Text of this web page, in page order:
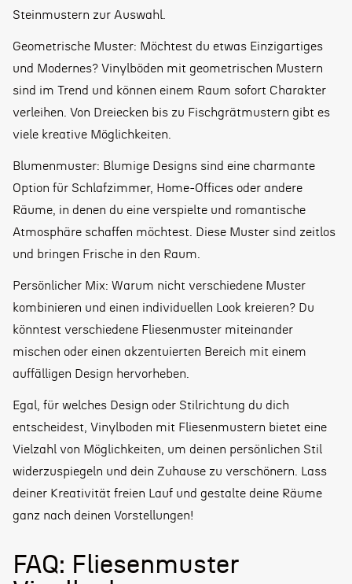
Steinmustern zur Auswahl.
Geometrische Muster: Möchtest du etwas Einzigartiges
und Modernes? Vinylböden mit geometrischen Mustern
sind im Trend und können einem Raum sofort Charakter
verleihen. Von Dreiecken bis zu Fischgrätmustern gibt es
viele kreative Möglichkeiten.
Blumenmuster: Blumige Designs sind eine charmante
Option für Schlafzimmer, Home-Offices oder andere
Räume, in denen du eine verspielte und romantische
Atmosphäre schaffen möchtest. Diese Muster sind zeitlos
und bringen Frische in den Raum.
Persönlicher Mix: Warum nicht verschiedene Muster
kombinieren und einen individuellen Look kreieren? Du
könntest verschiedene Fliesenmuster miteinander
mischen oder einen akzentuierten Bereich mit einem
auffälligen Design hervorheben.
Egal, für welches Design oder Stilrichtung du dich
entscheidest, Vinylboden mit Fliesenmustern bietet eine
Vielzahl von Möglichkeiten, um deinen persönlichen Stil
widerzuspiegeln und dein Zuhause zu verschönern. Lass
deiner Kreativität freien Lauf und gestalte deine Räume
ganz nach deinen Vorstellungen!
FAQ: Fliesenmuster